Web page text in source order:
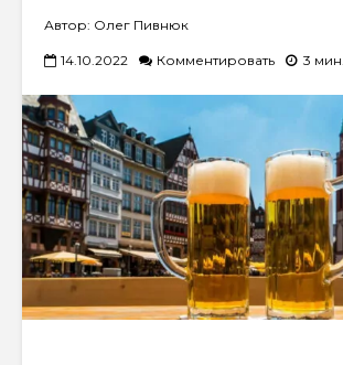
Автор: Олег Пивнюк
14.10.2022 Комментировать 3 мин.